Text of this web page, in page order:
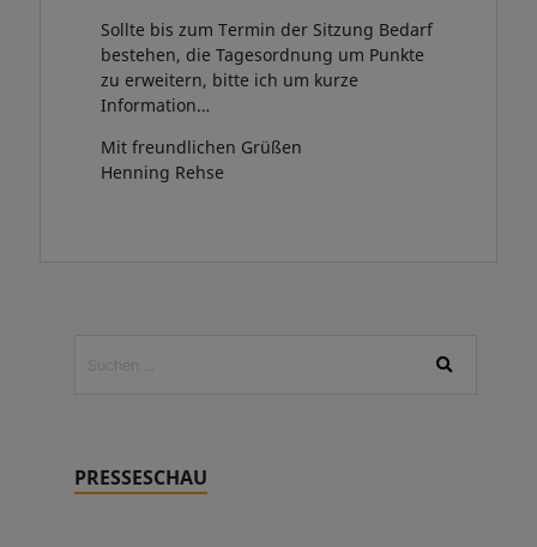
Sollte bis zum Termin der Sitzung Bedarf
bestehen, die Tagesordnung um Punkte
zu erweitern, bitte ich um kurze
Information…
Mit freundlichen Grüßen
Henning Rehse
PRESSESCHAU